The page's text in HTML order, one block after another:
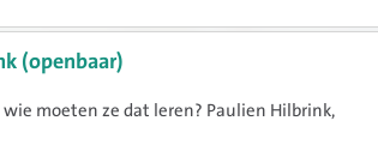
(openbaar)
wie moeten ze dat leren? Paulien Hilbrink,